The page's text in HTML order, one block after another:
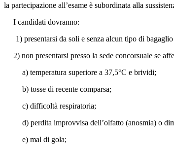
la partecipazione all’esame è subordinata alla
I candidati dovranno:
1) presentarsi da soli e senza alcun tipo di
2) non presentarsi presso la sede concorsuale se
a) temperatura superiore a 37,5°C e brividi;
b) tosse di recente comparsa;
c) difficoltà respiratoria;
d) perdita improvvisa dell’olfatto (anosmia) o
e) mal di gola;